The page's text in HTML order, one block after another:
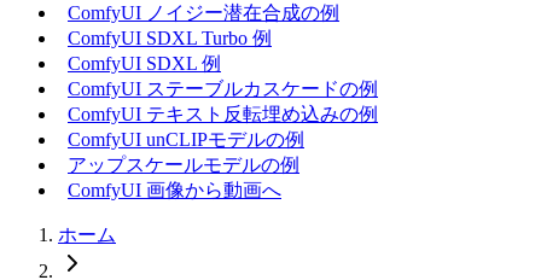
ComfyUI ノイジー潜在合成の例
ComfyUI SDXL Turbo 例
ComfyUI SDXL 例
ComfyUI ステーブルカスケードの例
ComfyUI テキスト反転埋め込みの例
ComfyUI unCLIPモデルの例
アップスケールモデルの例
ComfyUI 画像から動画へ
ホーム